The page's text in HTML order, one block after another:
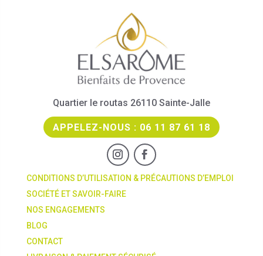
Quartier le routas 26110 Sainte-Jalle
APPELEZ-NOUS : 06 11 87 61 18
CONDITIONS D’UTILISATION & PRÉCAUTIONS D’EMPLOI
SOCIÉTÉ ET SAVOIR-FAIRE
NOS ENGAGEMENTS
BLOG
CONTACT